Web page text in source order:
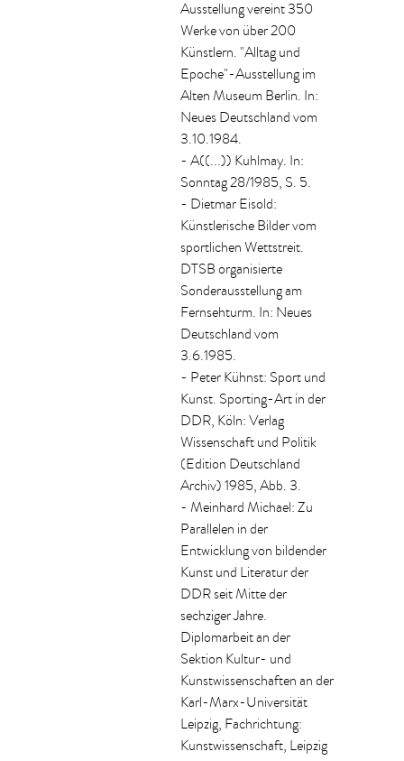
Ausstellung vereint 350
Werke von über 200
Künstlern. "Alltag und
Epoche"-Ausstellung im
Alten Museum Berlin. In:
Neues Deutschland vom
3.10.1984.
- A((...)) Kuhlmay. In:
Sonntag 28/1985, S. 5.
- Dietmar Eisold:
Künstlerische Bilder vom
sportlichen Wettstreit.
DTSB organisierte
Sonderausstellung am
Fernsehturm. In: Neues
Deutschland vom
3.6.1985.
- Peter Kühnst: Sport und
Kunst. Sporting-Art in der
DDR, Köln: Verlag
Wissenschaft und Politik
(Edition Deutschland
Archiv) 1985, Abb. 3.
- Meinhard Michael: Zu
Parallelen in der
Entwicklung von bildender
Kunst und Literatur der
DDR seit Mitte der
sechziger Jahre.
Diplomarbeit an der
Sektion Kultur- und
Kunstwissenschaften an der
Karl-Marx-Universität
Leipzig, Fachrichtung:
Kunstwissenschaft, Leipzig